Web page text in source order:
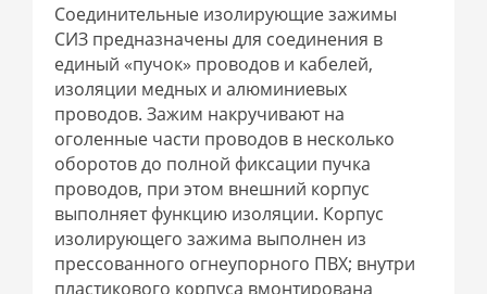
Соединительные изолирующие зажимы
СИЗ предназначены для соединения в
единый «пучок» проводов и кабелей,
изоляции медных и алюминиевых
проводов. Зажим накручивают на
оголенные части проводов в несколько
оборотов до полной фиксации пучка
проводов, при этом внешний корпус
выполняет функцию изоляции. Корпус
изолирующего зажима выполнен из
прессованного огнеупорного ПВХ; внутри
пластикового корпуса вмонтирована